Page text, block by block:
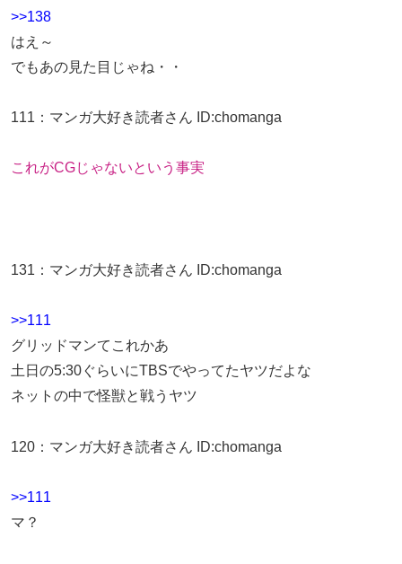
>>138
はえ～
でもあの見た目じゃね・・
111 ： マンガ大好き読者さん ID:chomanga
これがCGじゃないという事実
131 ： マンガ大好き読者さん ID:chomanga
>>111
グリッドマンてこれかあ
土日の5:30ぐらいにTBSでやってたヤツだよな
ネットの中で怪獣と戦うヤツ
120 ： マンガ大好き読者さん ID:chomanga
>>111
マ？